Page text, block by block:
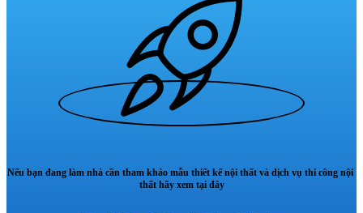
Nếu bạn đang làm nhà cần tham khảo mẫu thiết kế nội thất và dịch vụ thi công nội
thất hãy xem tại đây